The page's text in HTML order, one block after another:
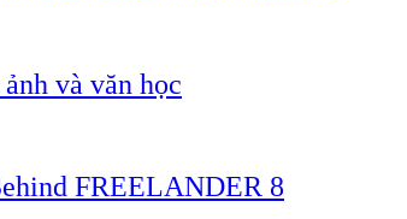
và văn học
FREELANDER 8